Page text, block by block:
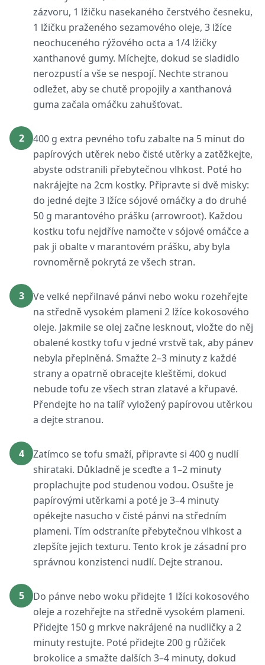
zázvoru, 1 lžičku nasekaného čerstvého česneku,
1 lžičku praženého sezamového oleje, 3 lžíce
neochuceného rýžového octa a 1/4 lžičky
xanthanové gumy. Míchejte, dokud se sladidlo
nerozpustí a vše se nespojí. Nechte stranou
odležet, aby se chutě propojily a xanthanová
guma začala omáčku zahušťovat.
2
400 g extra pevného tofu zabalte na 5 minut do
papírových utěrek nebo čisté utěrky a zatěžkejte,
abyste odstranili přebytečnou vlhkost. Poté ho
nakrájejte na 2cm kostky. Připravte si dvě misky:
do jedné dejte 3 lžíce sójové omáčky a do druhé
50 g marantového prášku (arrowroot). Každou
kostku tofu nejdříve namočte v sójové omáčce a
pak ji obalte v marantovém prášku, aby byla
rovnoměrně pokrytá ze všech stran.
3
Ve velké nepřilnavé pánvi nebo woku rozehřejte
na středně vysokém plameni 2 lžíce kokosového
oleje. Jakmile se olej začne lesknout, vložte do něj
obalené kostky tofu v jedné vrstvě tak, aby pánev
nebyla přeplněná. Smažte 2–3 minuty z každé
strany a opatrně obracejte kleštěmi, dokud
nebude tofu ze všech stran zlatavé a křupavé.
Přendejte ho na talíř vyložený papírovou utěrkou
a dejte stranou.
4
Zatímco se tofu smaží, připravte si 400 g nudlí
shirataki. Důkladně je sceďte a 1–2 minuty
proplachujte pod studenou vodou. Osušte je
papírovými utěrkami a poté je 3–4 minuty
opékejte nasucho v čisté pánvi na středním
plameni. Tím odstraníte přebytečnou vlhkost a
zlepšíte jejich texturu. Tento krok je zásadní pro
správnou konzistenci nudlí. Dejte stranou.
5
Do pánve nebo woku přidejte 1 lžíci kokosového
oleje a rozehřejte na středně vysokém plameni.
Přidejte 150 g mrkve nakrájené na nudličky a 2
minuty restujte. Poté přidejte 200 g růžiček
brokolice a smažte dalších 3–4 minuty, dokud